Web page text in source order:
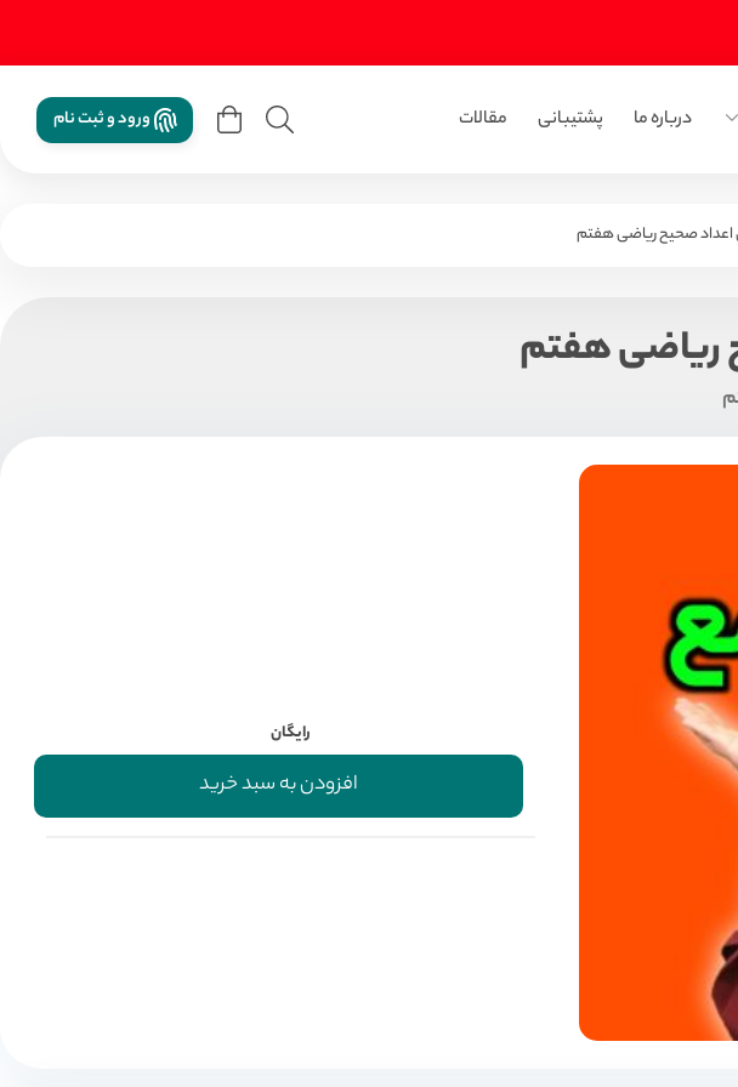
درباره ما پشتیبانی مقالات ورود و ثبت نام
اعداد صحیح ریاضی هفتم
ریاضی هفتم
رایگان
افزودن به سبد خرید